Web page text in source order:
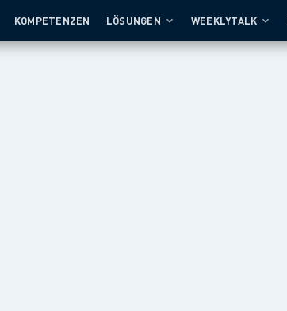
KOMPETENZEN LÖSUNGEN WEEKLYTALK